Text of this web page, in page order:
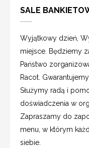
SALE
Wyjątkowy dzień,
miejsce. Będziemy
Państwo
Racot.
Służymy radą i
doświadczenia w
Zapraszamy do
menu, w którym
siebie.